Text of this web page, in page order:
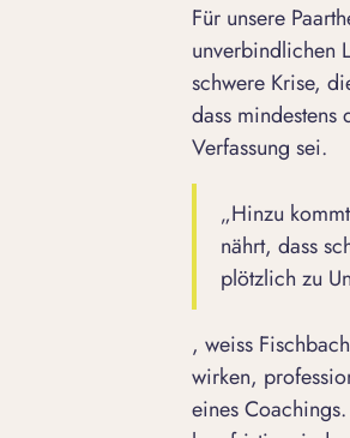
Für unsere
unverbindlichen
schwere Krise,
dass
Verfassung sei.
„Hinzu
nährt, dass
plötzlich zu
, weiss
wirken,
einesCoachings